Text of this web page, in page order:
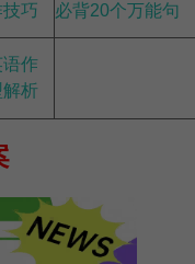
巧
必背20个万能句
语作
析